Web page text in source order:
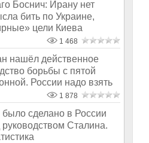
Боснич: Ирану нет
бить по Украине,
цели Киева
у нег
1 468
нашёл действенное
борьбы с пятой
России надо взять
1 878
было сделано в России
руководством Сталина.